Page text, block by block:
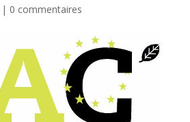
| 0 commentaires